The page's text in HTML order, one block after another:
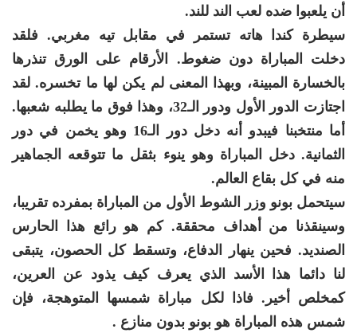
أن يلعبوا ضده لعب الند للند.
سيطرة كندا هاته تستمر في مقابل تيه مغربي. فلقد
دخلت المباراة دون ضغوط. الأرقام على الورق تنذرها
بالخسارة المبينة، وبهذا المعنى لم يكن لها ما تخسره. لقد
اجتازت الدور الأول ودور الـ32، وهذا فوق ما يطلبه شعبها.
أما منتخبنا فيبدو أنه دخل دور الـ16 وهو يخمن في دور
الثمانية. دخل المباراة وهو ينوء بثقل ما تتوقعه الجماهير
منه في كل بقاع العالم.
سيتحمل بونو وزر الشوط الأول من المباراة بمفرده تقريبا،
وسينقذنا من أهداف محققة. كم هو رائع هذا الحارس
الصنديد. فحين ينهار الدفاع، وتسقط كل الحصون، يتبقى
لنا دائما هذا الأسد الذي يعرف كيف يذود عن العرين،
كمخلص أخير. فاذا لكل مباراة شمسها المتوهجة، فإن
شمس هذه المباراة هو بونو بدون منازع .